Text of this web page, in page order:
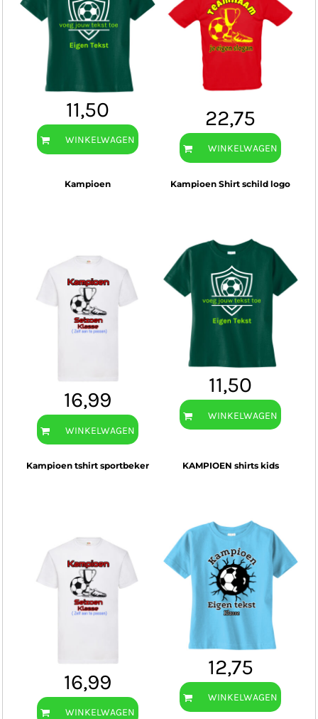
11,50
WINKELWAGEN
22,75
WINKELWAGEN
Kampioen
16,99
WINKELWAGEN
Kampioen Shirt schild logo
11,50
WINKELWAGEN
Kampioen tshirt sportbeker
16,99
WINKELWAGEN
KAMPIOEN shirts kids
12,75
WINKELWAGEN